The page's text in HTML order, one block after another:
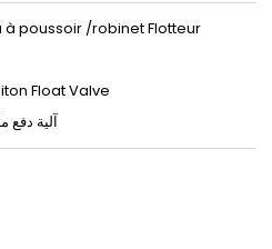
poussoir /robinet Flotteur
Float Valve
آلية دفع